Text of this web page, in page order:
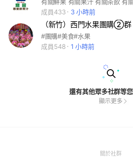
成員433
3 小時前
（新竹）西門水果團購②群
#團購#美食#水果
成員548
1 小時前
還有其他眾多社群等
顯示更多
關於社群(Open